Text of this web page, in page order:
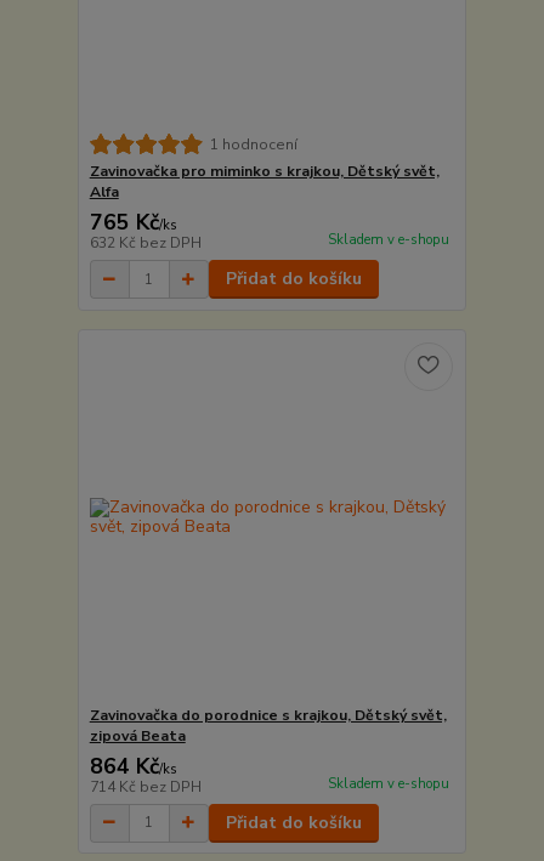
1 hodnocení
Zavinovačka pro miminko s krajkou, Dětský svět,
Alfa
765 Kč/ks
632 Kč bez DPH Skladem v e-shopu
Přidat do košíku
Zavinovačka do porodnice s krajkou, Dětský svět,
zipová Beata
864 Kč/ks
714 Kč bez DPH Skladem v e-shopu
Přidat do košíku